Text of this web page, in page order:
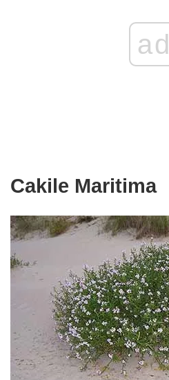
ad
Cakile Maritima